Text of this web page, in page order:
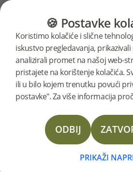
KATEGORIJE
🍪 Postavke
Koristimo kolačiće i slične
iskustvo pregledavanja,
analizirali promet na našoj web-
pristajete na korištenje kolačića.
ili u bilo kojem trenutku povući
postavke". Za više informacija
ODBIJ
PRIKAŽI
BJELIN
u
Rowico